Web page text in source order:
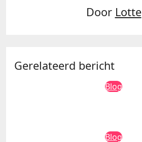
Door Lotte
Gerelateerd bericht
Blog
Blog